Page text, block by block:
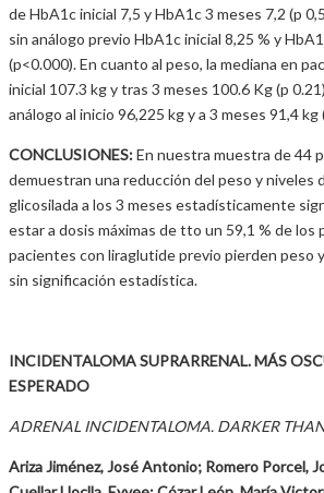
de HbA1c inicial 7,5 y HbA1c 3 meses 7,2 (p
sin análogo previo HbA1c inicial 8,25 % y
(p<0.000). En cuanto al peso, la mediana en
inicial 107.3 kg y tras 3 meses 100.6 Kg (p
análogo al inicio 96,225 kg y a 3 meses 91,4 kg
CONCLUSIONES:En nuestra muestra de 44
demuestran una reducción del peso y niveles
glicosilada a los 3 meses estadísticamente
estar a dosis máximas de tto un 59,1 % de los
pacientes con liraglutide previo pierden peso
sin significación estadística.
INCIDENTALOMA SUPRARRENAL. MÁS
ESPERADO
ADRENAL INCIDENTALOMA. DARKER
Ariza Jiménez, José Antonio; Romero Porcel,